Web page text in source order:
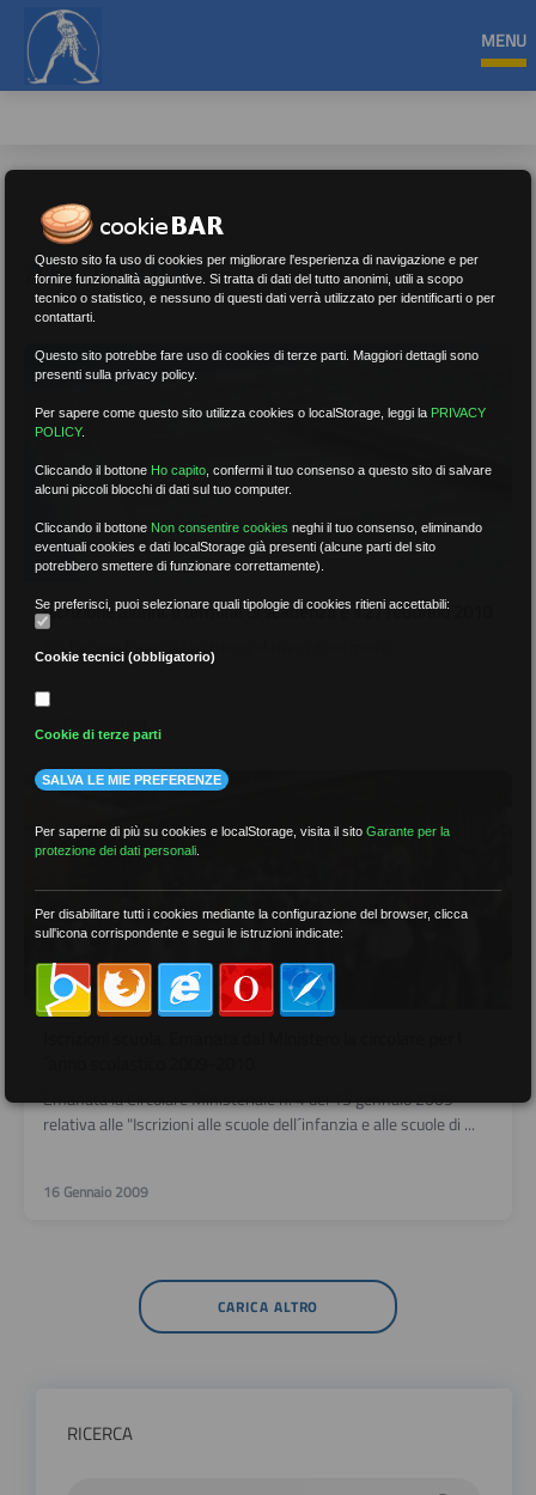
MENU
ARCHIVIO
Iscrizione alunni. Il termine di scadenza è il 27 febbraio 2010
Anche quest´anno le iscrizioni slittano di un mese
Emanata la Circolare Ministeriale n. 4 del 15 gennaio 2009
relativa alle "Iscrizioni alle scuole dell´infanzia e alle scuole di ...
16 Gennaio 2009
CARICA ALTRO
RICERCA
Questo sito fa uso di cookies per migliorare l'esperienza di navigazione e per
fornire funzionalità aggiuntive. Si tratta di dati del tutto anonimi, utili a scopo
tecnico o statistico, e nessuno di questi dati verrà utilizzato per identificarti o per
contattarti.
Questo sito potrebbe fare uso di cookies di terze parti. Maggiori dettagli sono
presenti sulla privacy policy.
Per sapere come questo sito utilizza cookies o localStorage, leggi la PRIVACY
POLICY.
Cliccando il bottone Ho capito ,confermi il tuo consenso a questo sito di salvare
alcuni piccoli blocchi di dati sul tuo computer.
Cliccando il bottone Non consentire cookies neghi il tuo consenso, eliminando
eventuali cookies e dati localStorage già presenti (alcune parti del sito
potrebbero smettere di funzionare correttamente).
Se preferisci, puoi selezionare quali tipologie di cookies ritieni accettabili:
Cookie tecnici (obbligatorio)
Cookie di terze parti
SALVA LE MIE PREFERENZE
Per saperne di più su cookies e localStorage, visita il sitoGarante per la
protezione dei dati personali
Per disabilitare tutti i cookies mediante la configurazione del browser, clicca
sull'icona corrispondente e segui le istruzioni indicate: